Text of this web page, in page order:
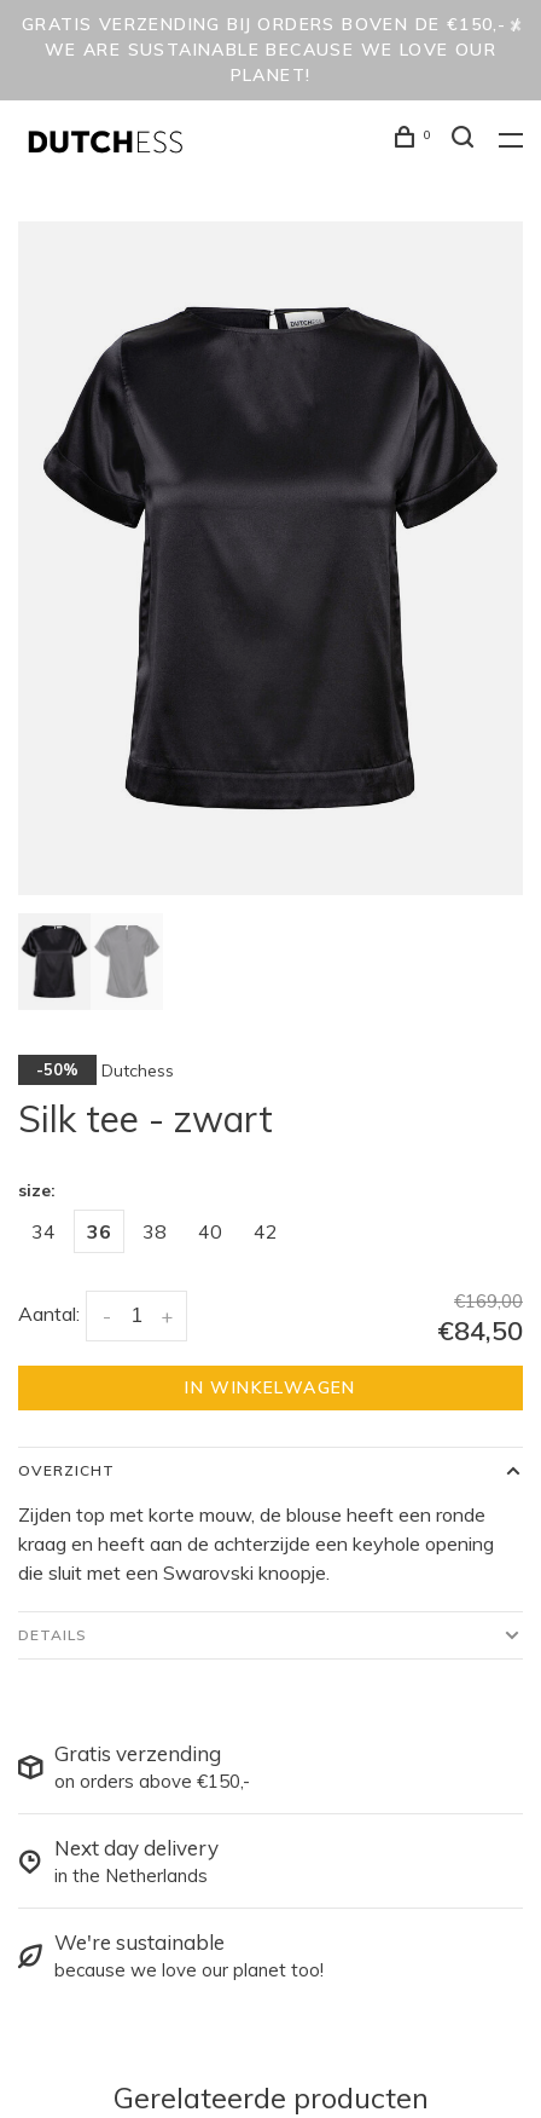
GRATIS VERZENDING BIJ ORDERS BOVEN DE €150,- /
WE ARE SUSTAINABLE BECAUSE WE LOVE OUR
PLANET!
0
-50% Dutchess
Silk tee - zwart
size:
34 36 38 40 42
Aantal: +
-
€169,00
€84,50
IN WINKELWAGEN
OVERZICHT
Zijden top met korte mouw, de blouse heeft een ronde
kraag en heeft aan de achterzijde een keyhole opening
die sluit met een Swarovski knoopje.
DETAILS
Gratis verzending
on orders above €150,-
Next day delivery
in the Netherlands
We're sustainable
because we love our planet too!
Gerelateerde producten